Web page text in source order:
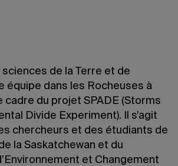
de la Terre et de
équipe dans les Rocheuses à
du projet SPADE (Storms
Divide Experiment). Il s’agit
chercheurs et des étudiants de
la Saskatchewan et du
et Changement